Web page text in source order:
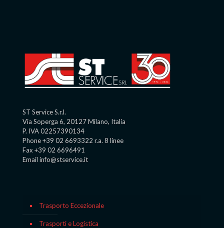
ST Service S.r.l.
Via Soperga 6, 20127 Milano, Italia
P. IVA 02257390134
Phone +39 02 6693322 r.a. 8 linee
Fax +39 02 6696491
Email info@stservice.it
Trasporto Eccezionale
Trasporti e Logistica